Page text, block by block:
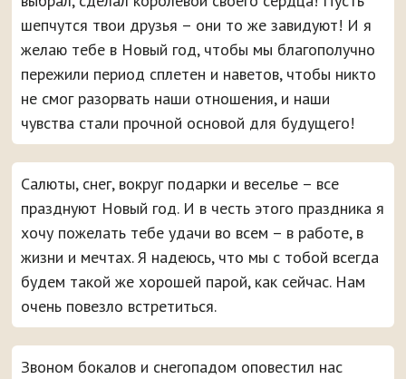
шепчутся твои друзья – они то же завидуют! И я
желаю тебе в Новый год, чтобы мы благополучно
пережили период сплетен и наветов, чтобы никто
не смог разорвать наши отношения, и наши
чувства стали прочной основой для будущего!
Салюты, снег, вокруг подарки и веселье – все
празднуют Новый год. И в честь этого праздника я
хочу пожелать тебе удачи во всем – в работе, в
жизни и мечтах. Я надеюсь, что мы с тобой всегда
будем такой же хорошей парой, как сейчас. Нам
очень повезло встретиться.
Звоном бокалов и снегопадом оповестил нас